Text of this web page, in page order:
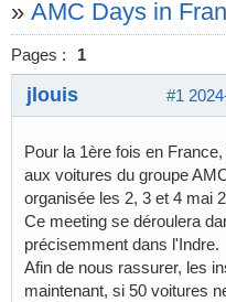
» AMC Days in
Pages : 1
#1
jlouis
Pour la 1ère fois en
aux voitures du groupe
organisée les 2, 3 et 4 mai
Ce meeting se déroulera
précisemment dans l'Indre.
Afin de nous rassurer, les
maintenant, si 50 voitures